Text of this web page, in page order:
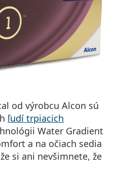
od výrobcu Alcon sú
ľudí trpiacich
Water Gradient
a na očiach sedia
si ani nevšimnete, že